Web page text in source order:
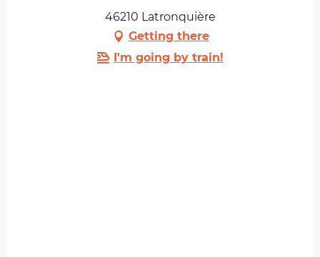
46210 Latronquière
Getting there
I'm going by train!